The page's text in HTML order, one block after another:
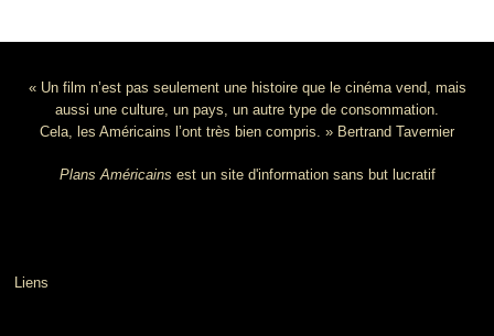
« Un film n’est pas seulement une histoire que le cinéma vend, mais
aussi une culture, un pays, un autre type de consommation.
Cela, les Américains l’ont très bien compris. » Bertrand Tavernier
Plans Américains est un site d'information sans but lucratif
Liens